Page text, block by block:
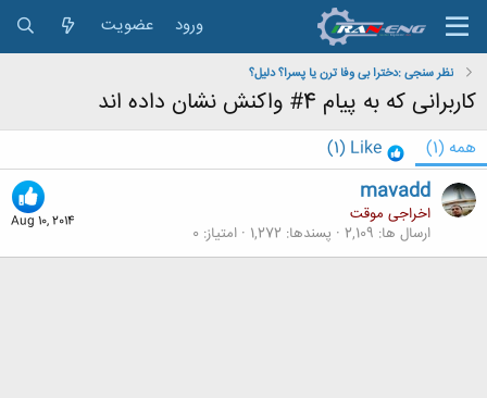
ورود عضویت
نظر سنجی :دخترا بی وفا ترن یا پسرا؟ دلیل؟
کاربرانی که به پیام 4# واکنش نشان داده اند
همه (1)
Like
(1)
Aug 10, 2014
mavadd
اخراجی موقت
ارسال ها 2,109 پسندها 1,272 امتیاز 0